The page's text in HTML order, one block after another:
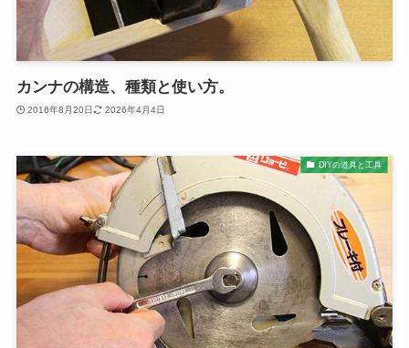
カンナの構造、種類と使い方。
2016年8月20日 2026年4月4日
DIYの道具と工具